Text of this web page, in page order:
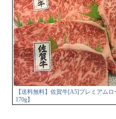
【送料無料】佐賀牛[A5]プレミアム
170g】